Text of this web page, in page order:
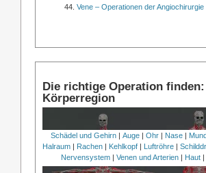
Vene – Operationen der Angiochirurgie
Die richtige Operation
Körperregion
Schädel und Gehirn| Auge| Ohr| Nase|
Halraum
Rachen Kehlkopf Luftröhre
Nervensystem
Venen und Arterien Haut